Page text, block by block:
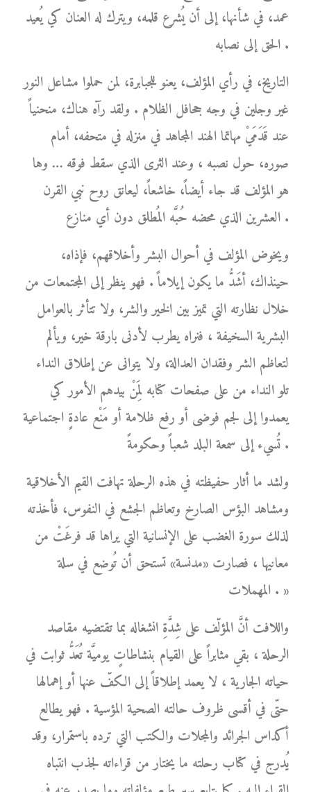
عمد، في شأنها، إلى أن يُشرع قلمه، ويترك له العنان كي يُعيد
الحق إلى نصابه .
التاريخ، في رأي المؤلف، يعنو للجبابرة، لمن حملوا مشاعل النور
غير وجلين في وجه جحافل الظلام . ولقد رآه هناك، منحنياً
عند قَدَمَيْ مهاتما الهند المجاهد في منزله في متحفه، أمام
صوره، حول نصبه ، وعند الثرى الذي سقط فوقه … وها
هو المؤلف قد جاء أيضاً، خاشعاً، ليعانق روح نبي القرن
العشرين الذي محضه حُبَّه المُطلق دون أي منازع .
ويخوض المؤلف في أحوال البشر وأخلاقهم، فإذاه،
حينذاك، أشَدُّ ما يكون إيلاماً . فهو ينظر إلى المجتمعات من
خلال نظارته التي تميز بين الخير والشر، ولا تتأثر بالعوامل
البشرية السخيفة ، فنراه يطرب لأدنى بارقة خير، ويألم
لتعاظم الشر وفقدان العدالة، ولا يتوانى عن إطلاق النداء
تلو النداء من على صفحات كتابه لِمَنْ بيدهم الأمور كي
يعمدوا إلى لجم فوضى أو رفع ظلامة أو مَنْع عادةٍ اجتماعية
تُسيء إلى سمعة البلد شعباً وحكومةً .
ولشد ما أثار حفيظته في هذه الرحلة تهافت القيم الأخلاقية
ومشاهد البؤس الصارخ وتعاظم الجشع في النفوس، فأخذته
لذلك سورة الغضب على الإنسانية التي يراها قد فرغَتْ من
معانيها ، فصارت «مدنسة» تستحق أن تُوضع في سلة
المهملات . »
واللافت أنَّ المؤلّف على شِدَّةِ انشغاله بما تقتضيه مقاصد
الرحلة ، بقي مثابراً على القيام بنشاطاتٍ يوميَّة تُعَدُّ ثوابت في
حياته الجارية ، لا يعمد إطلاقاً إلى الكفّ عنها أو إهمالها
حتّى في أقسى ظروف حالته الصحية المؤسية . فهو يطالع
أكداس الجرائد والمجلات والكتب التي ترده باستمرار، وقد
يُدرج في كتاب رحلته ما يختار من قراءاته لجذب انتباه